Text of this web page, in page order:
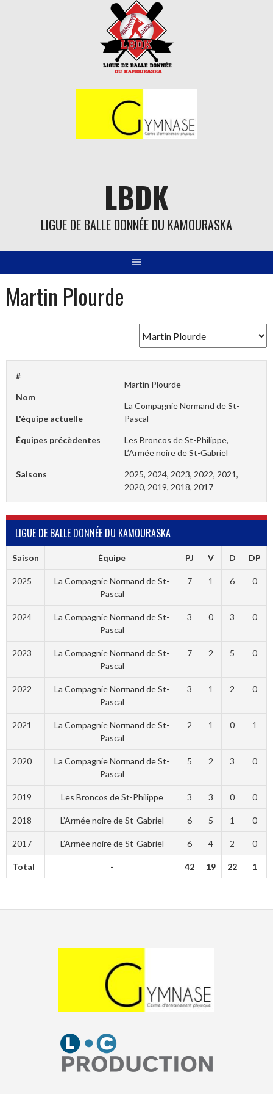
LBDK
LIGUE DE BALLE DONNÉE DU KAMOURASKA
Martin Plourde
#
Nom
Martin Plourde
L'équipe actuelle
La Compagnie Normand de St-
Pascal
Équipes précèdentes
Les Broncos de St-Philippe,
L’Armée noire de St-Gabriel
Saisons
2025, 2024, 2023, 2022, 2021,
2020, 2019, 2018, 2017
LIGUE DE BALLE DONNÉE DU KAMOURASKA
Saison Équipe PJ V D DP
2025
La Compagnie Normand de St-
Pascal
7 1 6 0
2024
La Compagnie Normand de St-
Pascal
3 0 3 0
2023
La Compagnie Normand de St-
Pascal
7 2 5 0
2022
La Compagnie Normand de St-
Pascal
3 1 2 0
2021
La Compagnie Normand de St-
Pascal
2 1 0 1
2020
La Compagnie Normand de St-
Pascal
5 2 3 0
2019 Les Broncos de St-Philippe 3 3 0 0
2018 L’Armée noire de St-Gabriel 6 5 1 0
2017 L’Armée noire de St-Gabriel 6 4 2 0
Total - 42 19 22 1